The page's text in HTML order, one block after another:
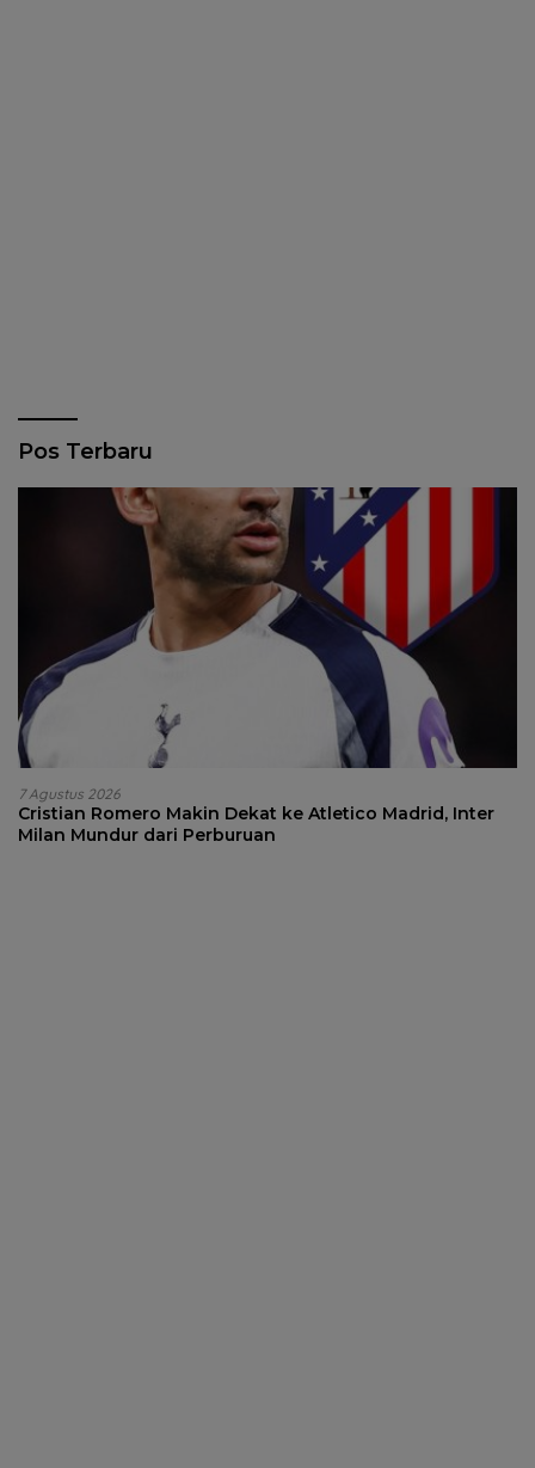
Pos Terbaru
7 Agustus 2026
Cristian Romero Makin Dekat ke Atletico Madrid, Inter
Milan Mundur dari Perburuan